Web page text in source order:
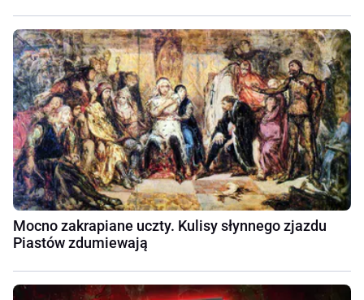
Mocno zakrapiane uczty. Kulisy słynnego zjazdu
Piastów zdumiewają